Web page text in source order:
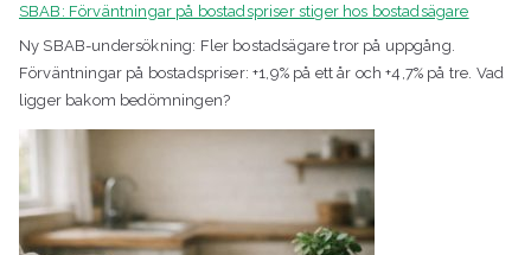
SBAB: Förväntningar på bostadspriser stiger hos bostadsägare
Ny SBAB-undersökning: Fler bostadsägare tror på uppgång.
Förväntningar på bostadspriser: +1,9% på ett år och +4,7% på tre. Vad
ligger bakom bedömningen?